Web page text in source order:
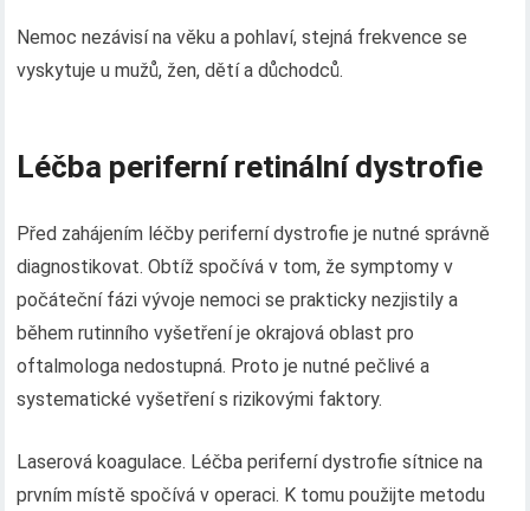
Nemoc nezávisí na věku a pohlaví, stejná frekvence se
vyskytuje u mužů, žen, dětí a důchodců.
Léčba periferní retinální dystrofie
Před zahájením léčby periferní dystrofie je nutné správně
diagnostikovat. Obtíž spočívá v tom, že symptomy v
počáteční fázi vývoje nemoci se prakticky nezjistily a
během rutinního vyšetření je okrajová oblast pro
oftalmologa nedostupná. Proto je nutné pečlivé a
systematické vyšetření s rizikovými faktory.
Laserová koagulace. Léčba periferní dystrofie sítnice na
prvním místě spočívá v operaci. K tomu použijte metodu